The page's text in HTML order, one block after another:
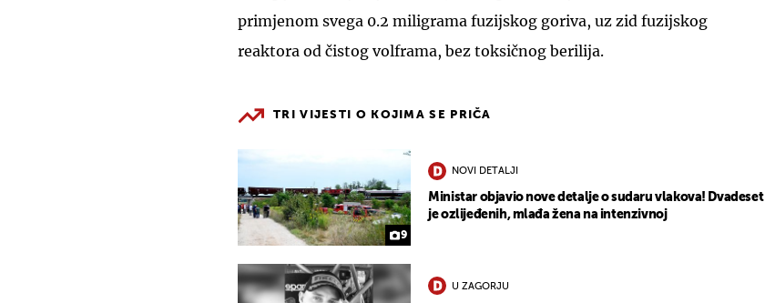
primjenom svega 0.2 miligrama fuzijskog goriva, uz zid fuzijskog
reaktora od čistog volframa, bez toksičnog berilija.
TRI VIJESTI O KOJIMA SE PRIČA
9
NOVI DETALJI
Ministar objavio nove detalje o sudaru vlakova! Dvadeset
je ozlijeđenih, mlađa žena na intenzivnoj
U ZAGORJU